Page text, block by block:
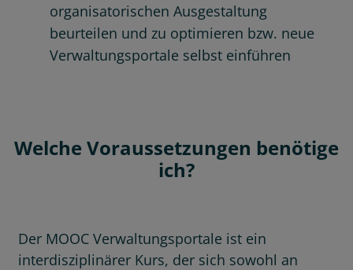
organisatorischen Ausgestaltung
beurteilen und zu optimieren bzw. neue
Verwaltungsportale selbst einführen
Welche Voraussetzungen benötige
ich?
Der MOOC Verwaltungsportale ist ein
interdisziplinärer Kurs, der sich sowohl an